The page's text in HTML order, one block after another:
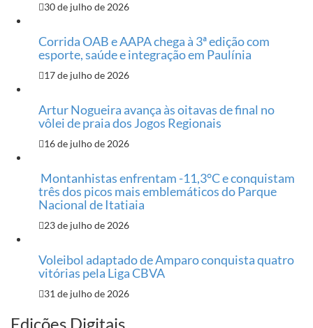
30 de julho de 2026
Corrida OAB e AAPA chega à 3ª edição com
esporte, saúde e integração em Paulínia
17 de julho de 2026
Artur Nogueira avança às oitavas de final no
vôlei de praia dos Jogos Regionais
16 de julho de 2026
Montanhistas enfrentam -11,3°C e conquistam
três dos picos mais emblemáticos do Parque
Nacional de Itatiaia
23 de julho de 2026
Voleibol adaptado de Amparo conquista quatro
vitórias pela Liga CBVA
31 de julho de 2026
Edições Digitais